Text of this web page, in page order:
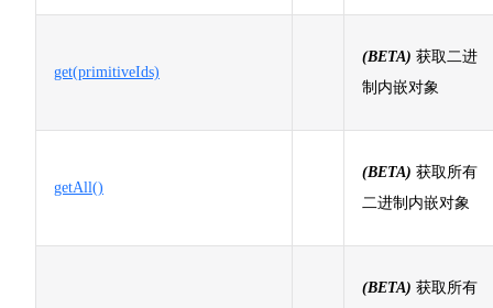
get(primitiveIds)
(BETA) 获取二进
制内嵌对象
getAll()
(BETA) 获取所有
二进制内嵌对象
(BETA) 获取所有